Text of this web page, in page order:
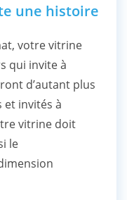
une histoire
votre vitrine
qui invite à
d’autant plus
et invités à
vitrine doit
le